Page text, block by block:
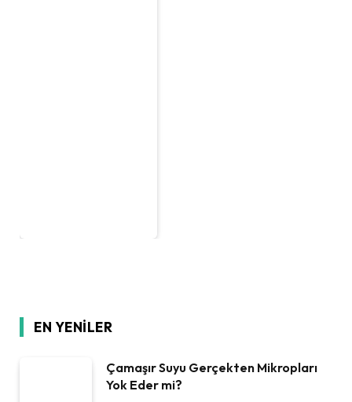
EN YENILER
Çamaşır Suyu Gerçekten Mikropları
Yok Eder mi?